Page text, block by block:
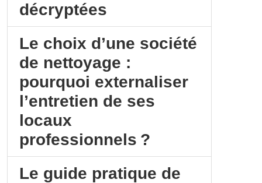
décryptées
Le choix d’une société
de nettoyage :
pourquoi externaliser
l’entretien de ses
locaux
professionnels ?
Le guide pratique de